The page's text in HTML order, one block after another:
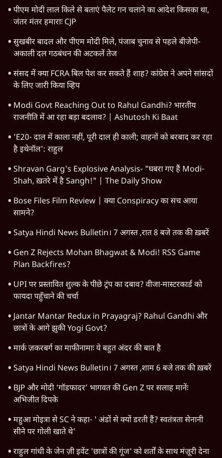
पीएम मोदी लाल किले से बताएं पैलेट गन चलाने का आदेश किसका था,
जंतर मंतर हमाराः CJP
सुखबीर बादल और पीएम मोदी मिले, पंजाब चुनाव से पहले बीजेपी-
अकाली दल गठबंधन की अटकलें तेज
संसद में क्या FCRA बिल पेश कर सकते हैं शाह? कांग्रेस ने अपने सांसदों
के लिए जारी किया व्हिप
Modi Govt Reaching Out to Rahul Gandhi? भारतीय
राजनीति में आ रहा बड़ा बदलाव? | Ashutosh Ki Baat
'E20- दाल में काला नहीं, पूरी दाल ही काली; वाहनों को बरबाद कर रहा
है इथेनॉल': राहुल
Shravan Garg's Explosive Analysis- "घबरा गए हैं Modi-
Shah, ख़तरे में है Sangh!" | The Daily Show
Bose Files Film Review | क्या Conspiracy का सच आया
सामने?
Satya Hindi News Bulletin। 7 अगस्त ,रात 8 बजे तक की ख़बरें
Gen Z Rejects Mohan Bhagwat & Modi! RSS Game
Plan Backfires?
UPI पर प्रस्तावित शुल्क के पीछे ट्रंप का दबाव? वीजा-मास्टरकार्ड को
फायदा पहुँचाने की चर्चा
Jantar Mantar Redux in Prayagraj? Rahul Gandhi और
छात्रों के आगे झुकी Yogi Govt?
मार्क ज़करबर्ग का माफीनामाः ये बहुत अंदर की बात है
Satya Hindi News Bulletin। 7 अगस्त ,शाम 6 बजे तक की ख़बरें
BJP और मोदी ‘गॉडफादर’ भागवत की Gen Z पर सलाह मानेंः
अभिजीत दिपके
महुआ मोइत्रा से SC ने कहा- ' अंडों से क्यों डरती हैं? स्वतंत्रता सेनानी
सीने पर गोली खाते थे'
राहुल गांधी के जेन ज़ी इवेंट 'छात्रों की गूंज' को शर्तों के साथ मंज़ूरी देना